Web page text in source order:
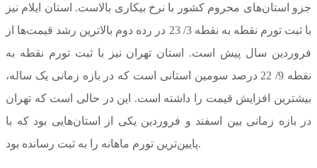
جزو استان‌های محروم کشور با نرخ بیکاری بالاست. استان ایلام نیز
با ثبت تورم نقطه به نقطه 3/ 23 در رده دوم بالاترین رشد قیمت‌ها از
فروردین سال پیش است. استان تهران نیز با ثبت تورم نقطه به
نقطه 9/ 22 درصد سومین استانی است که در بازه زمانی یک ساله،
بیشترین افزایش قیمت را داشته است. این در حالی است که تهران
در بازه زمانی بین اسفند و فروردین یکی از استان‌هایی بود که با
پایین‌ترین تورم ماهانه را به ثبت رسانده بود.